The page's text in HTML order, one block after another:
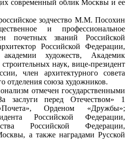
современный облик Москвы и ее
зодчество М.М. Посохин
и профессиональное
почетных званий Российской
Российской Федерации,
художеств, Академик
наук, вице-президент
член архитектурного совета
отделения союза художников.
отмечен государственными
заслуги перед Отечеством» 1
Орденом «Дружбы»;
Российской Федерации,
Российской Федерации,
а также наградами Русской